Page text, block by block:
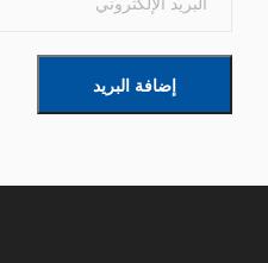
إضافة البريد